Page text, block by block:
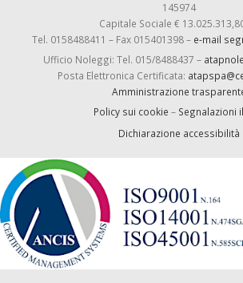
145974
Capitale Sociale €
Tel. 0158488411 – Fax 015401398 – e-mail
Ufficio Noleggi: Tel. 015/8488437 –
Posta Elettronica Certificata:
Amministrazione
Policy sui cookie – Segnalazioni
Dichiarazione accessibilità